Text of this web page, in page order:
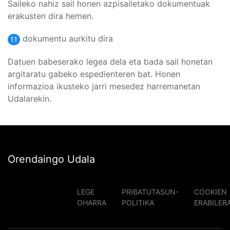
Saileko nahiz sail honen azpisailetako dokumentuak
erakusten dira hemen.
11 dokumentu aurkitu dira
Datuen babeserako legea dela eta bada sail honetan
argitaratu gabeko espedienteren bat. Honen
informazioa ikusteko jarri mesedez harremanetan
Udalarekin.
Orendaingo Udala
LEGE
OHARRA
PRIBATUTASUN-
POLITIKA
COOKIEN